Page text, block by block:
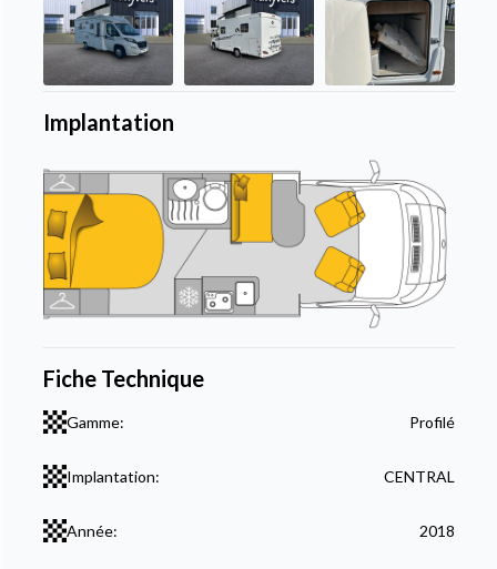
Implantation
Fiche Technique
Gamme: Profilé
Implantation: CENTRAL
Année: 2018